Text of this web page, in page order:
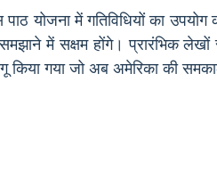
पाठ योजना में गतिविधियों का
में सक्षम होंगे। प्रारंभिक
किया गया जो अब अमेरिका की